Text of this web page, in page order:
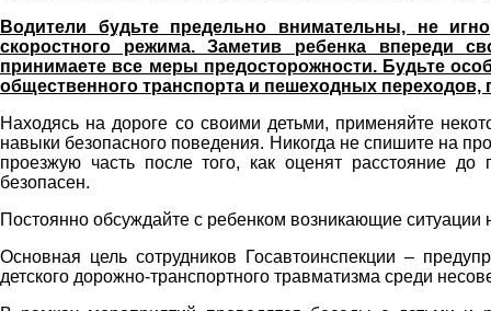
Водители будьте предельно внимательны, не
скоростного режима. Заметив ребенка впереди
принимаете все меры предосторожности. Будьте
общественного транспорта и пешеходных переходов,
Находясь на дороге со своими детьми, применяйте
навыки безопасного поведения. Никогда не спишите на
проезжую часть после того, как оценят расстояние
безопасен.
Постоянно обсуждайте с ребенком возникающие ситуации
Основная цель сотрудников Госавтоинспекции –
детского дорожно-транспортного травматизма среди